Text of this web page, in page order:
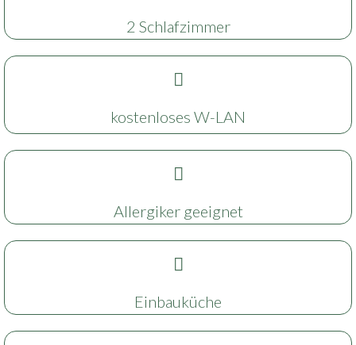
2 Schlafzimmer
kostenloses W-LAN
Allergiker geeignet
Einbauküche